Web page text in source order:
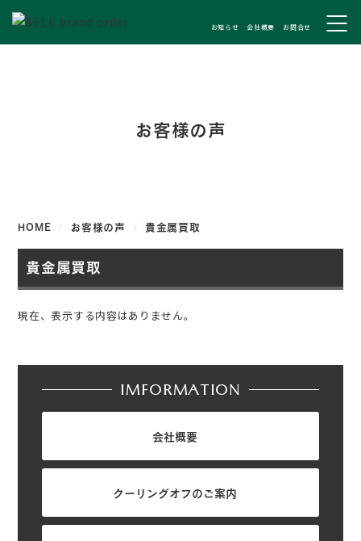
お知らせ 会社概要 お問合せ
お客様の声
HOME お客様の声 貴金属買取
貴金属買取
現在、表示する内容はありません。
IMFORMATION
会社概要
クーリングオフのご案内